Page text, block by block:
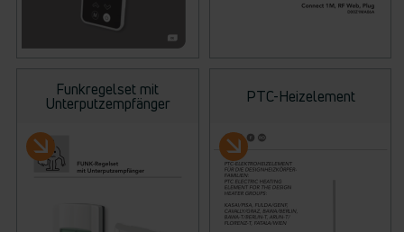
Funkregelset mit
Unterputzempfänger PTC-Heizelement